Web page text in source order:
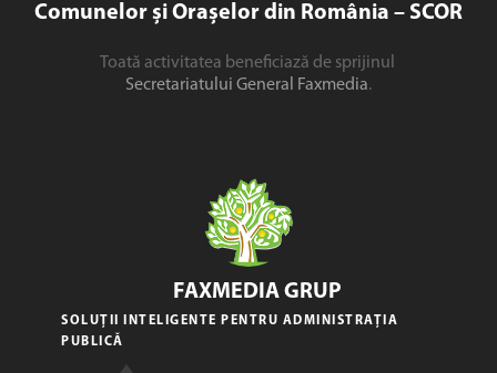
Comunelor și Orașelor din România – SCOR
Toată activitatea beneficiază de sprijinul
Secretariatului General Faxmedia.
FAXMEDIA GRUP
SOLUȚII INTELIGENTE PENTRU ADMINISTRAȚIA
PUBLICĂ